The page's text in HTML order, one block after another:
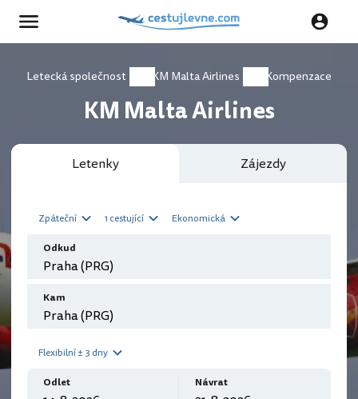
Letecká společnost KM Malta Airlines Kompenzace
KM Malta Airlines
Letenky Zájezdy
Zpáteční 1 cestující Ekonomická
Odkud
Kam
Flexibilní ± 3 dny
Odlet Návrat